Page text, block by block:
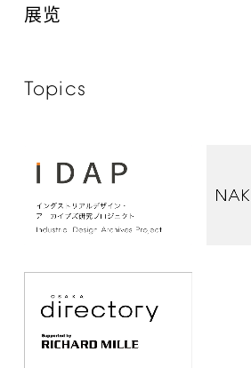
展览
Topics